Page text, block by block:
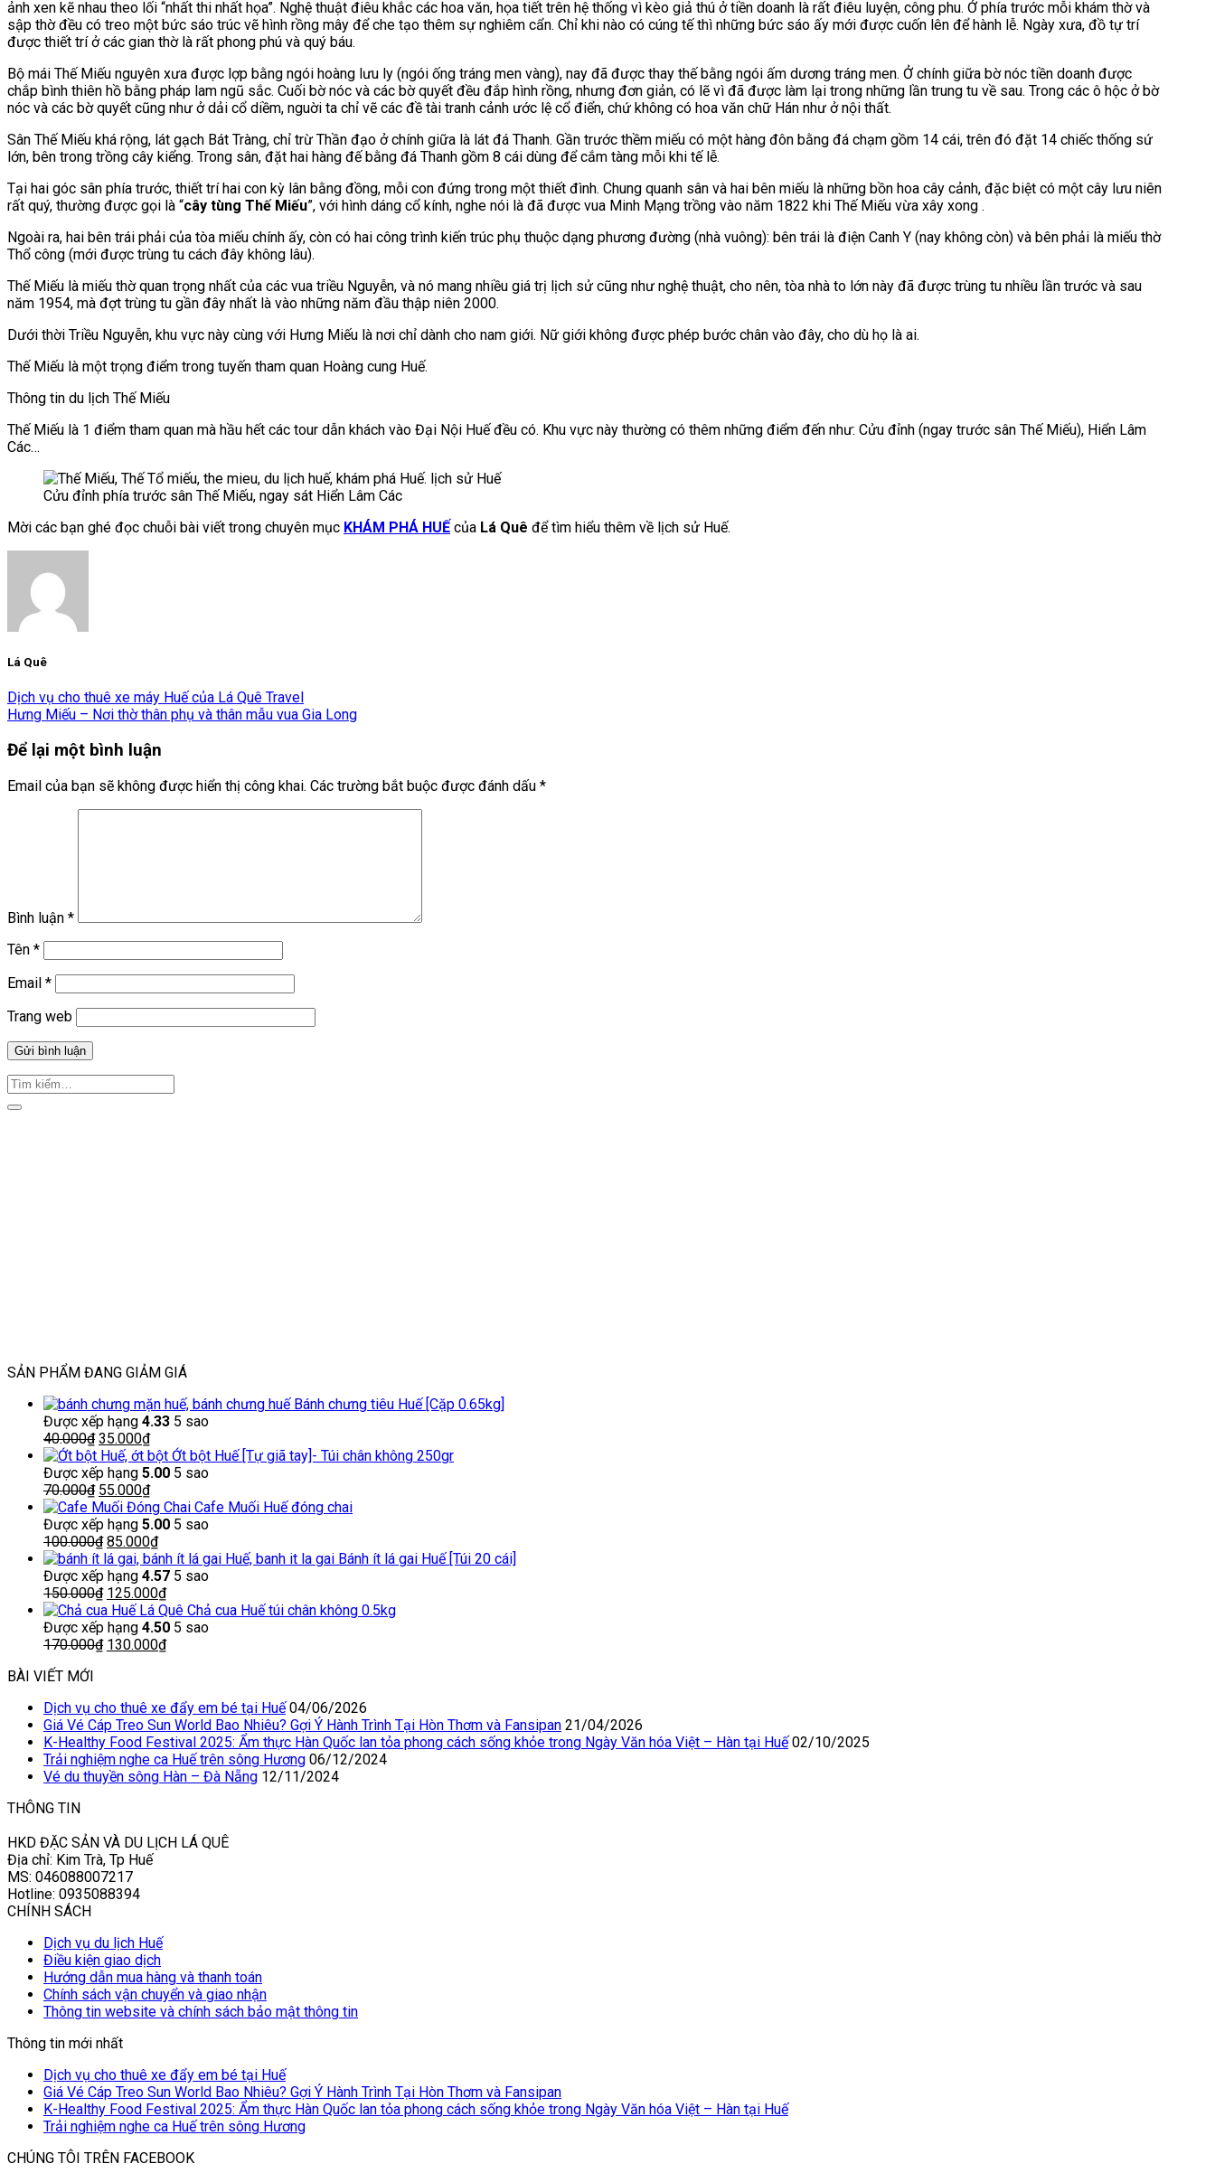
ảnh xen kẽ nhau theo lối “nhất thi nhất họa”. Nghệ thuật điêu khắc các hoa văn, họa tiết trên hệ thống vì kèo giả thú ở tiền doanh là rất điêu luyện, công phu. Ở phía trước mỗi khám thờ và
sập thờ đều có treo một bức sáo trúc vẽ hình rồng mây để che tạo thêm sự nghiêm cẩn. Chỉ khi nào có cúng tế thì những bức sáo ấy mới được cuốn lên để hành lễ. Ngày xưa, đồ tự trí
được thiết trí ở các gian thờ là rất phong phú và quý báu.
Bộ mái Thế Miếu nguyên xưa được lợp bằng ngói hoàng lưu ly (ngói ống tráng men vàng), nay đã được thay thế bằng ngói ấm dương tráng men. Ở chính giữa bờ nóc tiền doanh được
chắp bình thiên hồ bằng pháp lam ngũ sắc. Cuối bờ nóc và các bờ quyết đều đắp hình rồng, nhưng đơn giản, có lẽ vì đã được làm lại trong những lần trung tu về sau. Trong các ô hộc ở bờ
nóc và các bờ quyết cũng như ở dải cổ diềm, nguời ta chỉ vẽ các đề tài tranh cảnh ước lệ cổ điển, chứ không có hoa văn chữ Hán như ở nội thất.
Sân Thế Miếu khá rộng, lát gạch Bát Tràng, chỉ trừ Thần đạo ở chính giữa là lát đá Thanh. Gần trước thềm miếu có một hàng đôn bằng đá chạm gồm 14 cái, trên đó đặt 14 chiếc thống sứ
lớn, bên trong trồng cây kiểng. Trong sân, đặt hai hàng đế bằng đá Thanh gồm 8 cái dùng để cắm tàng mỗi khi tế lễ.
Tại hai góc sân phía trước, thiết trí hai con kỳ lân bằng đồng, mỗi con đứng trong một thiết đình. Chung quanh sân và hai bên miếu là những bồn hoa cây cảnh, đặc biệt có một cây lưu niên
rất quý, thường được gọi là “cây tùng Thế Miếu”, với hình dáng cổ kính, nghe nói là đã được vua Minh Mạng trồng vào năm 1822 khi Thế Miếu vừa xây xong .
Ngoài ra, hai bên trái phải của tòa miếu chính ấy, còn có hai công trình kiến trúc phụ thuộc dạng phương đường (nhà vuông): bên trái là điện Canh Y (nay không còn) và bên phải là miếu thờ
Thổ công (mới được trùng tu cách đây không lâu).
Thế Miếu là miếu thờ quan trọng nhất của các vua triều Nguyễn, và nó mang nhiều giá trị lịch sử cũng như nghệ thuật, cho nên, tòa nhà to lớn này đã được trùng tu nhiều lần trước và sau
năm 1954, mà đợt trùng tu gần đây nhất là vào những năm đầu thập niên 2000.
Dưới thời Triều Nguyễn, khu vực này cùng với Hưng Miếu là nơi chỉ dành cho nam giới. Nữ giới không được phép bước chân vào đây, cho dù họ là ai.
Thế Miếu là một trọng điểm trong tuyến tham quan Hoàng cung Huế.
Thông tin du lịch Thế Miếu
Thế Miếu là 1 điểm tham quan mà hầu hết các tour dẫn khách vào Đại Nội Huế đều có. Khu vực này thường có thêm những điểm đến như: Cửu đỉnh (ngay trước sân Thế Miếu), Hiển Lâm
Các…
Cửu đỉnh phía trước sân Thế Miếu, ngay sát Hiển Lâm Các
Mời các bạn ghé đọc chuỗi bài viết trong chuyên mục KHÁM PHÁ HUẾ của Lá Quê để tìm hiểu thêm về lịch sử Huế.
Lá Quê
Dịch vụ cho thuê xe máy Huế của Lá Quê Travel
Hưng Miếu – Nơi thờ thân phụ và thân mẫu vua Gia Long
Để lại một bình luận
Email của bạn sẽ không được hiển thị công khai. Các trường bắt buộc được đánh dấu *
Bình luận *
Tên *
Email *
Trang web
SẢN PHẨM ĐANG GIẢM GIÁ
Bánh chưng tiêu Huế [Cặp 0.65kg]
Được xếp hạng 4.33 5 sao
40.000₫ Giá
gốc
là:
40.000₫.
35.000₫Giá
hiện
tại
là:
35.000₫.
Ớt bột Huế [Tự giã tay]- Túi chân không 250gr
Được xếp hạng 5.00 5 sao
70.000₫ Giá
gốc
là:
70.000₫.
55.000₫Giá
hiện
tại
là:
55.000₫.
Cafe Muối Huế đóng chai
Được xếp hạng 5.00 5 sao
100.000₫ Giá
gốc
là:
100.000₫.
85.000₫Giá
hiện
tại
là:
85.000₫.
Bánh ít lá gai Huế [Túi 20 cái]
Được xếp hạng 4.57 5 sao
150.000₫ Giá
gốc
là:
150.000₫.
125.000₫Giá
hiện
tại
là:
Chả cua Huế túi chân không 0.5kg
Được xếp hạng 4.50 5 sao
170.000₫ Giá
130.000₫Giá
130.000₫.
BÀI VIẾT MỚI
Dịch vụ cho thuê xe đẩy em bé tại Huế 04/06/2026
Giá Vé Cáp Treo Sun World Bao Nhiêu? Gợi Ý Hành Trình Tại Hòn Thơm và Fansipan 21/04/2026
K-Healthy Food Festival 2025: Ẩm thực Hàn Quốc lan tỏa phong cách sống khỏe trong Ngày Văn hóa Việt – Hàn tại Huế 02/10/2025
Trải nghiệm nghe ca Huế trên sông Hương 06/12/2024
Vé du thuyền sông Hàn – Đà Nẵng 12/11/2024
THÔNG TIN
HKD ĐẶC SẢN VÀ DU LỊCH LÁ QUÊ
Địa chỉ: Kim Trà, Tp Huế
MS: 046088007217
Hotline: 0935088394
CHÍNH SÁCH
Dịch vụ du lịch Huế
Điều kiện giao dịch
Hướng dẫn mua hàng và thanh toán
Chính sách vận chuyển và giao nhận
Thông tin website và chính sách bảo mật thông tin
Thông tin mới nhất
Dịch vụ cho thuê xe đẩy em bé tại Huế
Giá Vé Cáp Treo Sun World Bao Nhiêu? Gợi Ý Hành Trình Tại Hòn Thơm và Fansipan
K-Healthy Food Festival 2025: Ẩm thực Hàn Quốc lan tỏa phong cách sống khỏe trong Ngày Văn hóa Việt – Hàn tại Huế
Trải nghiệm nghe ca Huế trên sông Hương
CHÚNG TÔI TRÊN FACEBOOK